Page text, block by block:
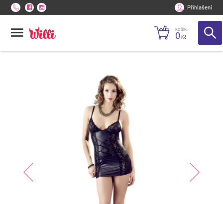
Přihlašení
KOŠÍK:
0 Kč